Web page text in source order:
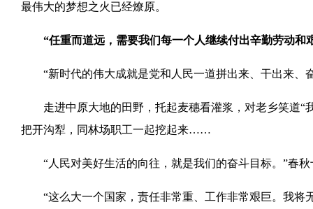
最伟大的梦想之火已经燎原。
“任重而道远，需要我们每一个人继续付出辛勤劳动和
“新时代的伟大成就是党和人民一道拼出来、干出来、
走进中原大地的田野，托起麦穗看灌浆，对老乡笑道“
把开沟犁，同林场职工一起挖起来……
“人民对美好生活的向往，就是我们的奋斗目标。”春秋
“这么大一个国家，责任非常重、工作非常艰巨。我将